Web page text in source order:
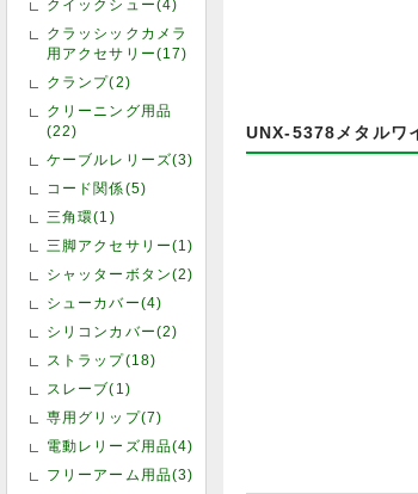
クイックシュー(4)
クラッシックカメラ
用アクセサリー(17)
クランプ(2)
クリーニング用品
(22)
ケーブルレリーズ(3)
コード関係(5)
三角環(1)
三脚アクセサリー(1)
シャッターボタン(2)
シューカバー(4)
シリコンカバー(2)
ストラップ(18)
スレーブ(1)
専用グリップ(7)
電動レリーズ用品(4)
フリーアーム用品(3)
UNX-5378メタルワ